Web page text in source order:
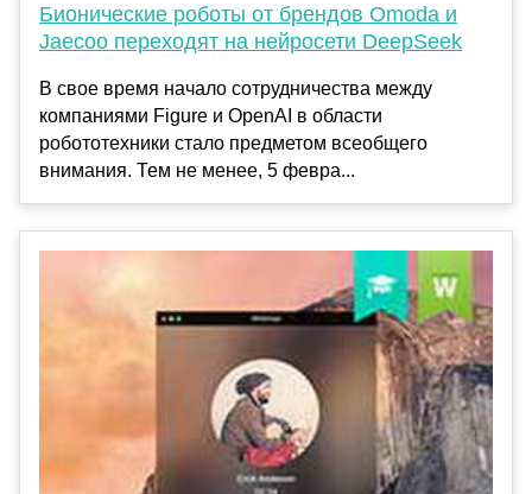
Бионические роботы от брендов Omoda и
Jaecoo переходят на нейросети DeepSeek
В свое время начало сотрудничества между
компаниями Figure и OpenAI в области
робототехники стало предметом всеобщего
внимания. Тем не менее, 5 февра...